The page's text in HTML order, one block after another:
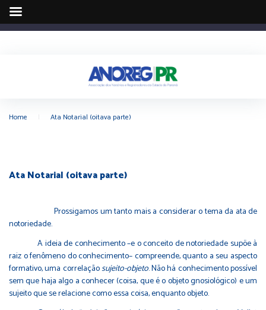
Home Ata Notarial (oitava parte)
Ata Notarial (oitava parte)
Prossigamos um tanto mais a considerar o tema da ata de
notoriedade.
A ideia de conhecimento –e o conceito de notoriedade supõe à
raiz o fenômeno do conhecimento– compreende, quanto a seu aspecto
formativo, uma correlaçãosujeito-objeto. Não há conhecimento possível
sem que haja algo a conhecer (coisa, que é o objeto gnosiológico) e um
sujeito que se relacione como essa coisa, enquanto objeto.